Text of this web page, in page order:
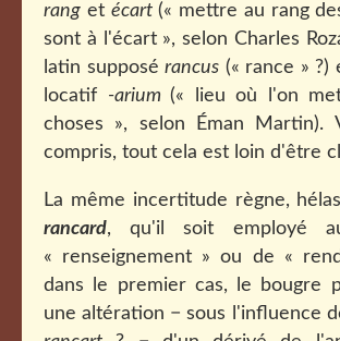
rang et écart(« mettre au rang
sont à l'écart », selon Charles
latin supposérancus (« rance »
locatif -arium (« lieu où l'on
choses », selon Éman Martin).
compris, tout cela est loin d'être
La même incertitude règne,
rancard, qu'il soit employé
« renseignement » ou de «
dans le premier cas, le bougre
une altération − sous l'influence